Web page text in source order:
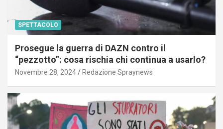
SPETTACOLO
Prosegue la guerra di DAZN contro il
“pezzotto”: cosa rischia chi continua a usarlo?
Novembre 28, 2024 Redazione Spraynews